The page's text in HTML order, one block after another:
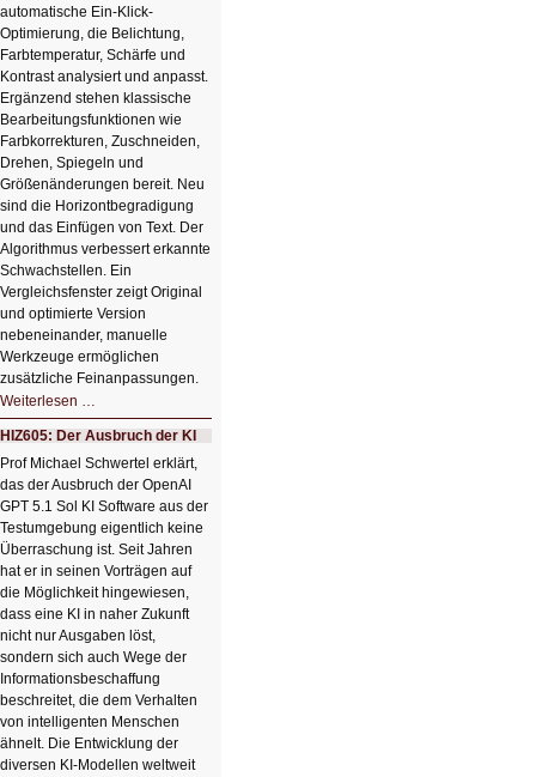
automatische Ein-Klick-
Optimierung, die Belichtung,
Farbtemperatur, Schärfe und
Kontrast analysiert und anpasst.
Ergänzend stehen klassische
Bearbeitungsfunktionen wie
Farbkorrekturen, Zuschneiden,
Drehen, Spiegeln und
Größenänderungen bereit. Neu
sind die Horizontbegradigung
und das Einfügen von Text. Der
Algorithmus verbessert erkannte
Schwachstellen. Ein
Vergleichsfenster zeigt Original
und optimierte Version
nebeneinander, manuelle
Werkzeuge ermöglichen
zusätzliche Feinanpassungen.
Weiterlesen …
Bildverschönerung
mit
einem
Klick
HIZ606:
Bildverschönerung
mit
einem
Klick
HIZ605: Der Ausbruch der KI
Prof Michael Schwertel erklärt,
das der Ausbruch der OpenAI
GPT 5.1 Sol KI Software aus der
Testumgebung eigentlich keine
Überraschung ist. Seit Jahren
hat er in seinen Vorträgen auf
die Möglichkeit hingewiesen,
dass eine KI in naher Zukunft
nicht nur Ausgaben löst,
sondern sich auch Wege der
Informationsbeschaffung
beschreitet, die dem Verhalten
von intelligenten Menschen
ähnelt. Die Entwicklung der
diversen KI-Modellen weltweit